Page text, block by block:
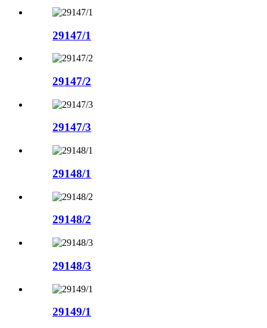
29147/1
29147/2
29147/3
29148/1
29148/2
29148/3
29149/1